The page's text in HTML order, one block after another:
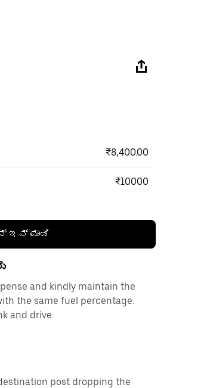
₹8,400.00
₹10000
ಇನ್ ಮಾಡಿ
and kindly maintain the
the same fuel percentage.
and drive.
post dropping the